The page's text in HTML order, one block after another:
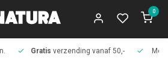
0
Gratis verzending vanaf 50,-